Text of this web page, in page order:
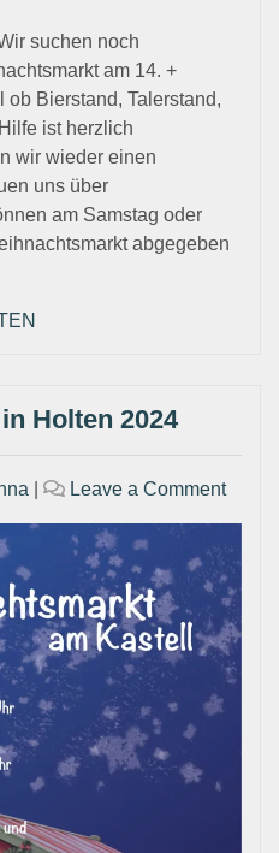
suchen noch
am 14. +
Bierstand, Talerstand,
ist herzlich
wir wieder einen
uns über
am Samstag oder
abgegeben
Holten 2024
Leave a Commenton
in
2024